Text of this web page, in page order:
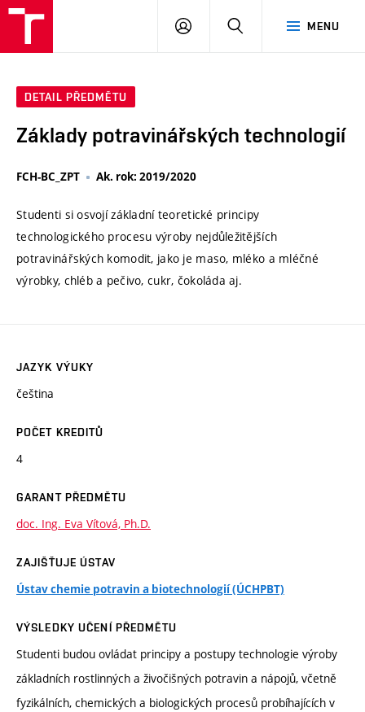
MENU
PŘIHLÁSIT
DETAIL PŘEDMĚTU
Základy potravinářských technologií
FCH-BC_ZPT Ak. rok: 2019/2020
Studenti si osvojí základní teoretické principy
technologického procesu výroby nejdůležitějších
potravinářských komodit, jako je maso, mléko a mléčné
výrobky, chléb a pečivo, cukr, čokoláda aj.
JAZYK VÝUKY
čeština
POČET KREDITŮ
4
GARANT PŘEDMĚTU
doc. Ing. Eva Vítová, Ph.D.
ZAJIŠŤUJE ÚSTAV
Ústav chemie potravin a biotechnologií (ÚCHPBT)
VÝSLEDKY UČENÍ PŘEDMĚTU
Studenti budou ovládat principy a postupy technologie výroby
základních rostlinných a živočišných potravin a nápojů, včetně
fyzikálních, chemických a biologických procesů probíhajících v